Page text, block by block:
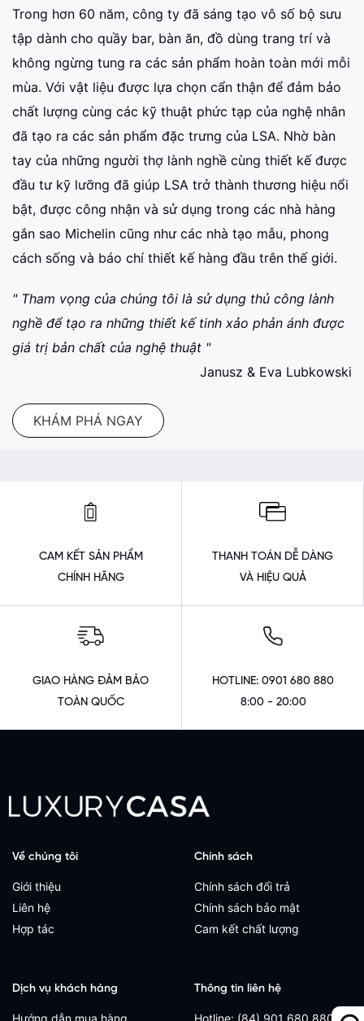
Trong hơn 60 năm, công ty đã sáng tạo vô số bộ sưu
tập dành cho quầy bar, bàn ăn, đồ dùng trang trí và
không ngừng tung ra các sản phẩm hoàn toàn mới mỗi
mùa. Với vật liệu được lựa chọn cẩn thận để đảm bảo
chất lượng cùng các kỹ thuật phức tạp của nghệ nhân
đã tạo ra các sản phẩm đặc trưng của LSA. Nhờ bàn
tay của những người thợ lành nghề cùng thiết kế được
đầu tư kỹ lưỡng đã giúp LSA trở thành thương hiệu nổi
bật, được công nhận và sử dụng trong các nhà hàng
gắn sao Michelin cũng như các nhà tạo mẫu, phong
cách sống và báo chí thiết kế hàng đầu trên thế giới.
" Tham vọng của chúng tôi là sử dụng thủ công lành
nghề để tạo ra những thiết kế tinh xảo phản ánh được
giá trị bản chất của nghệ thuật "
Janusz & Eva Lubkowski
KHÁM PHÁ NGAY
CAM KẾT SẢN PHẨM
CHÍNH HÃNG
THANH TOÁN DỄ DÀNG
VÀ HIỆU QUẢ
GIAO HÀNG ĐẢM BẢO
TOÀN QUỐC
HOTLINE: 0901 680 880
8:00 - 20:00
Về chúng tôi
Giới thiệu
Liên hệ
Hợp tác
Chính sách
Chính sách đổi trả
Chính sách bảo mật
Cam kết chất lượng
Dịch vụ khách hàng
Hướng dẫn mua hàng
Thông tin liên hệ
Hotline: (84) 901 680 880